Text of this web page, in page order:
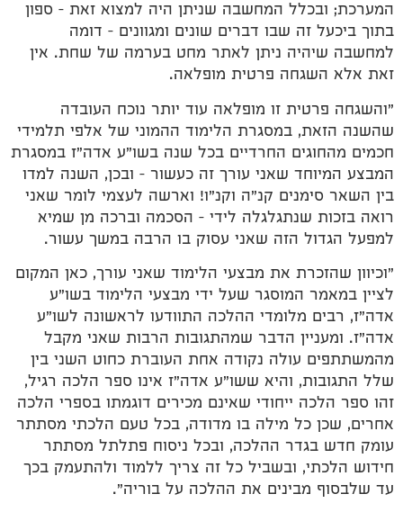
המערכת; ובכלל המחשבה שניתן היה למצוא זאת – ספון
בתוך ביכעל זה שבו דברים שונים ומגוונים – דומה
למחשבה שיהיה ניתן לאתר מחט בערמה של שחת. אין
זאת אלא השגחה פרטית מופלאה.
"והשגחה פרטית זו מופלאה עוד יותר נוכח העובדה
שהשנה הזאת, במסגרת הלימוד ההמוני של אלפי תלמידי
חכמים מהחוגים החרדיים בכל שנה בשו"ע אדה"ז במסגרת
המבצע המיוחד שאני עורך זה כעשור – ובכן, השנה למדו
בין השאר סימנים קנ"ה וקנ"ו! וארשה לעצמי לומר שאני
רואה בזכות שנתגלגלה לידי – הסכמה וברכה מן שמיא
למפעל הגדול הזה שאני עסוק בו הרבה במשך עשור.
"וכיוון שהזכרת את מבצעי הלימוד שאני עורך, כאן המקום
לציין במאמר המוסגר שעל ידי מבצעי הלימוד בשו"ע
אדה"ז, רבים מלומדי ההלכה התוודעו לראשונה לשו"ע
אדה"ז. ומעניין הדבר שמהתגובות הרבות שאני מקבל
מהמשתתפים עולה נקודה אחת העוברת כחוט השני בין
שלל התגובות, והיא ששו"ע אדה"ז אינו ספר הלכה רגיל,
זהו ספר הלכה ייחודי שאינם מכירים דוגמתו בספרי הלכה
אחרים, שכן כל מילה בו מדודה, בכל טעם הלכתי מסתתר
עומק חדש בגדר ההלכה, ובכל ניסוח פתלתל מסתתר
חידוש הלכתי, ובשביל כל זה צריך ללמוד ולהתעמק בכך
עד שלבסוף מבינים את ההלכה על בוריה".